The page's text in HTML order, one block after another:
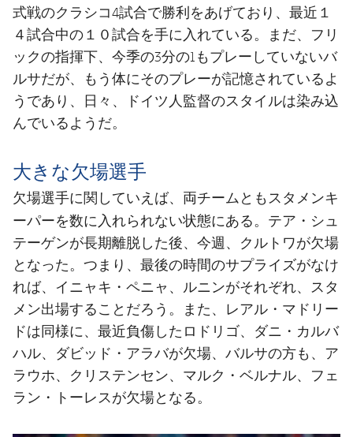
式戦のクラシコ4試合で勝利をあげており、最近１
４試合中の１０試合を手に入れている。まだ、フリ
ックの指揮下、今季の3分の1もプレーしていないバ
ルサだが、もう体にそのプレーが記憶されているよ
うであり、日々、ドイツ人監督のスタイルは染み込
んでいるようだ。
大きな欠場選手
欠場選手に関していえば、 両チームともスタメンキ
ーパーを数に入れられない状態にある。テア・シュ
テーゲンが長期離脱した後、今週、クルトワが欠場
となった。つまり、最後の時間のサプライズがなけ
れば、イニャキ・ペニャ、ルニンがそれぞれ、スタ
メン出場することだろう。また、レアル・マドリー
ドは同様に、最近負傷したロドリゴ、ダニ・カルバ
ハル、ダビッド・アラバが欠場、バルサの方も、ア
ラウホ、クリステンセン、マルク・ベルナル、フェ
ラン・トーレスが欠場となる。